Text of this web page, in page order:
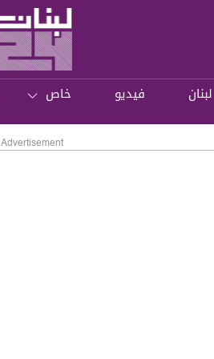
لبنان فيديو خاص
Advertisement